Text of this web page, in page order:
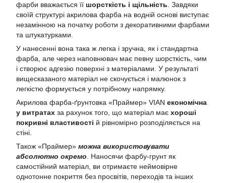
фарби вважається її шорсткість і щільність . Завдяки
своїй структурі акрилова фарба на водній основі виступає
незамінною на початку роботи з декоративними фарбами
та штукатурками.
У нанесенні вона така ж легка і зручна, як і стандартна
фарба, але через наповнювач має певну шорсткість, чим
і створює адгезію поверхні з матеріалами. У результаті
вищесказаного матеріал не скочується і малюнок з
легкістю формується у потрібному напрямку.
Акрилова фарба-ґрунтовка «Праймер» VIAN економічна
у витратах за рахунок того, що матеріал має хороші
покривні властивості й рівномірно розподіляється на
стіні.
Також «Праймер» можна використовувати
абсолютно окремо . Наносячи фарбу-грунт як
самостійний матеріал, ви отримаєте неймовірне
однотонне покриття без просвітів, переходів та інших